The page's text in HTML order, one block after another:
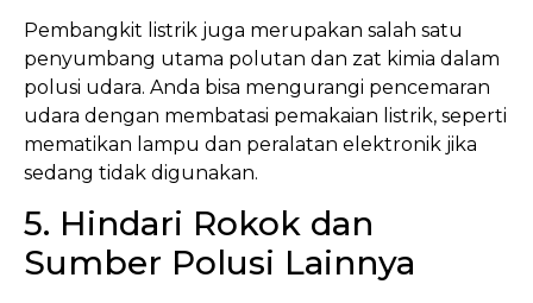
Pembangkit listrik juga merupakan salah satu
penyumbang utama polutan dan zat kimia dalam
polusi udara. Anda bisa mengurangi pencemaran
udara dengan membatasi pemakaian listrik, seperti
mematikan lampu dan peralatan elektronik jika
sedang tidak digunakan.
5. Hindari Rokok dan
Sumber Polusi Lainnya